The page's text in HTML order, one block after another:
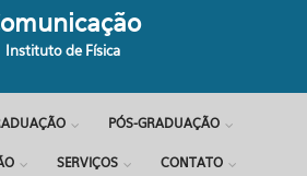
Instituto de Física
PÓS-GRADUAÇÃO
SERVIÇOS CONTATO